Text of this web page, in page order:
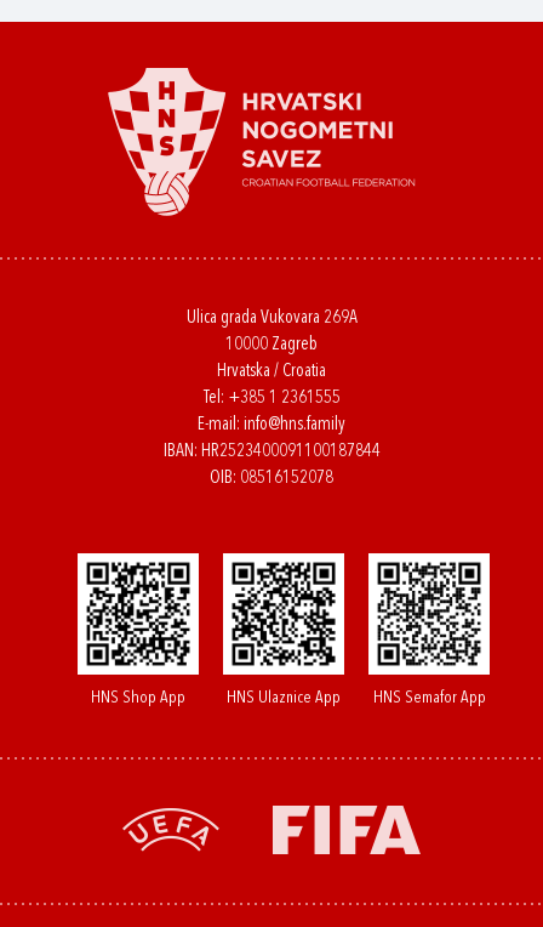
Ulica grada Vukovara 269A
10000 Zagreb
Hrvatska / Croatia
Tel: +385 1 2361555
E-mail: info@hns.family
IBAN: HR2523400091100187844
OIB: 08516152078
HNS Shop App HNS Ulaznice App HNS Semafor App